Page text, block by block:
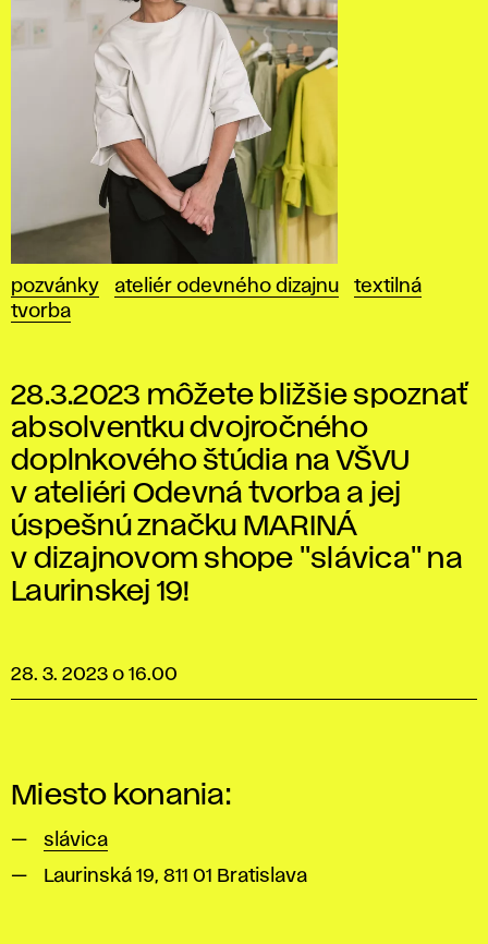
pozvánky ateliér odevného dizajnu
textilná
tvorba
28.3.2023 môžete bližšie spoznať
absolventku dvojročného
doplnkového štúdia na VŠVU
v ateliéri Odevná tvorba a jej
úspešnú značku MARINÁ
v dizajnovom shope "slávica" na
Laurinskej 19!
28. 3. 2023 o 16.00
Miesto konania:
slávica
Laurinská 19, 811 01 Bratislava